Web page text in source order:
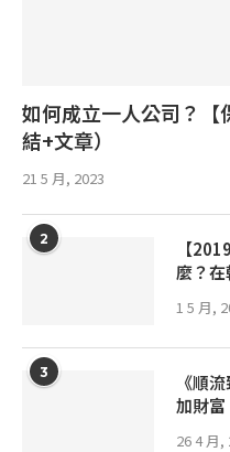
如何成立一人公司？【
結+文章）
21 5 月, 2023
2
【
麼？在
1 5 月,
3
《順
加財富
26 4 月,